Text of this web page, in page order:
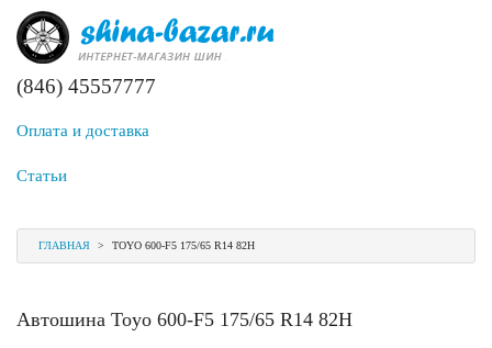
(846) 45557777
Оплата и доставка
Статьи
ГЛАВНАЯ > TOYO 600-F5 175/65 R14 82H
Автошина Toyo 600-F5 175/65 R14 82H